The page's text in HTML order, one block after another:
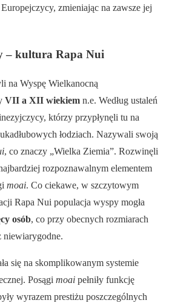
zmieniając na zawsze jej
– kultura Rapa Nui
na Wyspę Wielkanocną
VII a XII wiekiem n.e. Według ustaleń
którzy przypłynęli tu na
łodziach. Nazywali swoją
, co znaczy „Wielka Ziemia”. Rozwinęli
rozpoznawalnym elementem
moai. Co ciekawe, w szczytowym
Rapa Nui populacja wyspy mogła
osób, co przy obecnych rozmiarach
niewiarygodne.
się na skomplikowanym systemie
Posągi moai pełniły funkcję
wyrazem prestiżu poszczególnych